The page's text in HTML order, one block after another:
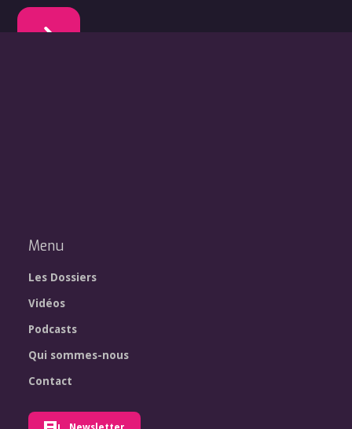
Menu
Les Dossiers
Vidéos
Podcasts
Qui sommes-nous
Contact